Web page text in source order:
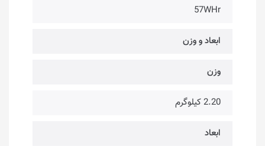
57WHr
ابعاد و وزن
وزن
2.20 کیلوگرم
ابعاد